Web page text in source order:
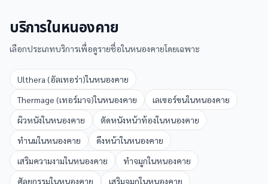
บริการในหนองคาย
เลือกประเภทบริการเพื่อดูรายชื่อในหนองคายโดยเฉพาะ
Ulthera (อัลเทอร่า)ในหนองคาย
Thermage (เทอร์มาจ)ในหนองคาย เลเซอร์ขนในหนองคาย
ผิวหนังในหนองคาย ตัดหนังหน้าท้องในหนองคาย
ทำนมในหนองคาย ดึงหน้าในหนองคาย
เสริมความงามในหนองคาย ทำจมูกในหนองคาย
ศัลยกรรมในหนองคาย เสริมจมูกในหนองคาย